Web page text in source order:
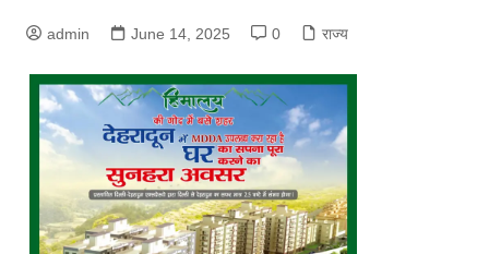
admin June 14, 2025 0 राज्य